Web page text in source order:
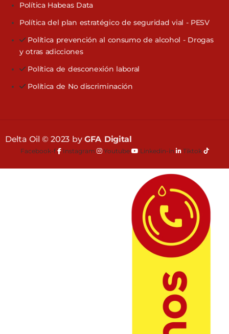
Política Habeas Data
Política del plan estratégico de seguridad vial - PESV
Política prevención al consumo de alcohol - Drogas
y otras adicciones
Política de desconexión laboral
Política de No discriminación
Delta Oil © 2023 by GFA Digital
Facebook-f Instagram Youtube Linkedin-in Tiktok